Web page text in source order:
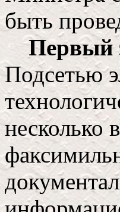
быть
Первый
Подсетью
несколько